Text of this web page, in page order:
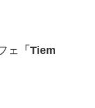
ェ
「Tiem